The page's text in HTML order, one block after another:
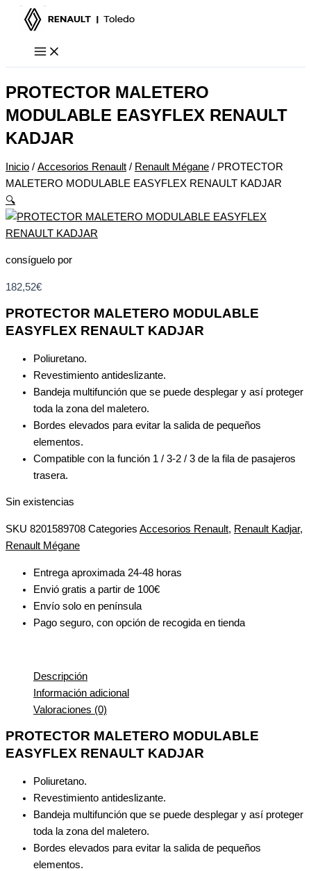
PROTECTOR MALETERO
MODULABLE EASYFLEX RENAULT
KADJAR
Inicio / Accesorios Renault / Renault Mégane / PROTECTOR
MALETERO MODULABLE EASYFLEX RENAULT KADJAR
🔍
consíguelo por
182,52€
PROTECTOR MALETERO MODULABLE
EASYFLEX RENAULT KADJAR
Poliuretano.
Revestimiento antideslizante.
Bandeja multifunción que se puede desplegar y así proteger
toda la zona del maletero.
Bordes elevados para evitar la salida de pequeños
elementos.
Compatible con la función 1 / 3-2 / 3 de la fila de pasajeros
trasera.
Sin existencias
SKU 8201589708 Categories Accesorios Renault, Renault Kadjar,
Renault Mégane
Entrega aproximada 24-48 horas
Envió gratis a partir de 100€
Envío solo en península
Pago seguro, con opción de recogida en tienda
Descripción
Información adicional
Valoraciones (0)
PROTECTOR MALETERO MODULABLE
EASYFLEX RENAULT KADJAR
Poliuretano.
Revestimiento antideslizante.
Bandeja multifunción que se puede desplegar y así proteger
toda la zona del maletero.
Bordes elevados para evitar la salida de pequeños
elementos.